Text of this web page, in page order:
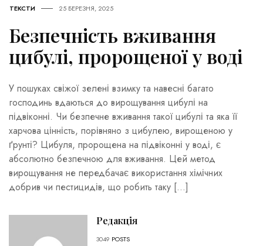
ТЕКСТИ 25 БЕРЕЗНЯ, 2025
Безпечність вживання
цибулі, пророщеної у воді
У пошуках свіжої зелені взимку та навесні багато
господинь вдаються до вирощування цибулі на
підвіконні. Чи безпечне вживання такої цибулі та яка її
харчова цінність, порівняно з цибулею, вирощеною у
ґрунті? Цибуля, пророщена на підвіконні у воді, є
абсолютно безпечною для вживання. Цей метод
вирощування не передбачає використання хімічних
добрив чи пестицидів, що робить таку […]
Редакція
3049 POSTS